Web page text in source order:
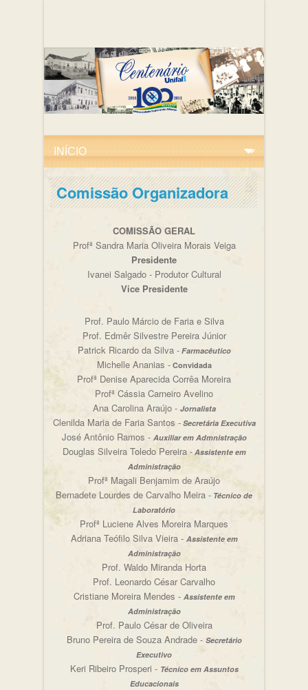
Comissão Organizadora
COMISSÃO GERAL
Profª Sandra Maria Oliveira Morais Veiga
Presidente
Ivanei Salgado - Produtor Cultural
Vice Presidente
Prof. Paulo Márcio de Faria e Silva
Prof. Edmêr Silvestre Pereira Júnior
Patrick Ricardo da Silva - Farmacêutico
Michelle Ananias -Convidada
Profª Denise Aparecida Corrêa Moreira
Profª Cássia Carneiro Avelino
Ana Carolina Araújo - Jornalista
Clenilda Maria de Faria Santos - Secretária Executiva
José Antônio Ramos - Auxiliar em Admnistração
Douglas Silveira Toledo Pereira - Assistente em
Administração
Profª Magali Benjamim de Araújo
Bernadete Lourdes de Carvalho Meira - Técnico de
Laboratório
Profª Luciene Alves Moreira Marques
Adriana Teófilo Silva Vieira - Assistente em
Administração
Prof. Waldo Miranda Horta
Prof. Leonardo César Carvalho
Cristiane Moreira Mendes - Assistente em
Administração
Prof. Paulo César de Oliveira
Bruno Pereira de Souza Andrade - Secretário
Executivo
Keri Ribeiro Prosperi - Técnico em Assuntos
Educacionais